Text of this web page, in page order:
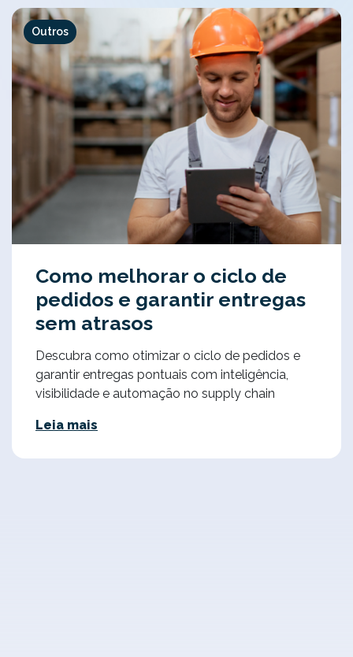
Outros
Como melhorar o ciclo de
pedidos e garantir entregas
sem atrasos
Descubra como otimizar o ciclo de pedidos e
garantir entregas pontuais com inteligência,
visibilidade e automação no supply chain
Leia mais